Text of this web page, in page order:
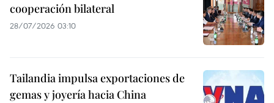
cooperación bilateral
28/07/2026 03:10
Tailandia impulsa exportaciones de
gemas y joyería hacia China